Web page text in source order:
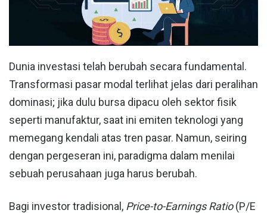
Dunia investasi telah berubah secara fundamental.
Transformasi pasar modal terlihat jelas dari peralihan
dominasi; jika dulu bursa dipacu oleh sektor fisik
seperti manufaktur, saat ini emiten teknologi yang
memegang kendali atas tren pasar. Namun, seiring
dengan pergeseran ini, paradigma dalam menilai
sebuah perusahaan juga harus berubah.
Bagi investor tradisional, Price-to-Earnings Ratio(P/E